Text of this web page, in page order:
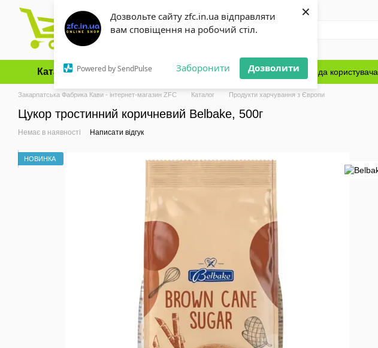
Дозвольте сайту zfc.in.ua відправляти
вам сповіщення на робочий стіл.
Powered by SendPulse Заборонити Дозволити
×
Перейти до основного контенту
Каталог Оплата і доставка Обмін та повернення Блог Угода користувача
Закарпатська Фабрика Кави - інтернет-магазин ZFC Каталог Продукти харчування з Європи
Цукор тростинний коричневий Belbake, 500г
Немає в наявності Написати відгук
НОВИНКА